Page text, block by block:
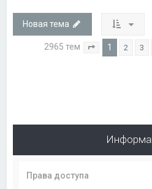
Новая тема
2965 тем Страница из
1 2 3
Права доступа